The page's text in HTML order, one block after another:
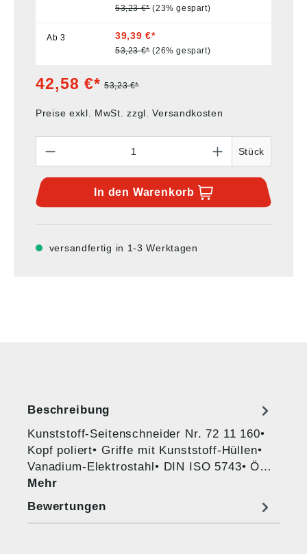
53,23 €* (23% gespart)
Ab 3 39,39 €*
53,23 €* (26% gespart)
42,58 €* 53,23 €*
Preise exkl. MwSt. zzgl. Versandkosten
Stück
In den Warenkorb
versandfertig in 1-3 Werktagen
Beschreibung
Kunststoff-Seitenschneider Nr. 72 11 160•
Kopf poliert• Griffe mit Kunststoff-Hüllen•
Vanadium-Elektrostahl• DIN ISO 5743• Ö…
Mehr
Bewertungen